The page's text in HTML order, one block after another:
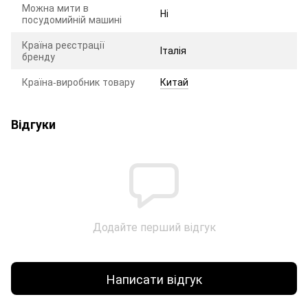
Можна мити в
посудомийній машині
Ні
Країна реєстрації
бренду
Італія
Країна-виробник товару Китай
Відгуки
Додайте перший відгук
Написати відгук